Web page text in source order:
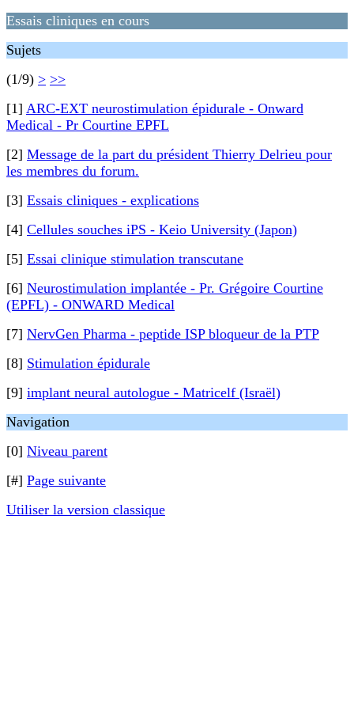
Essais cliniques en cours
Sujets
(1/9) > >>
[1] ARC-EXT neurostimulation épidurale - Onward
Medical - Pr Courtine EPFL
[2] Message de la part du président Thierry Delrieu pour
les membres du forum.
[3] Essais cliniques - explications
[4] Cellules souches iPS - Keio University (Japon)
[5] Essai clinique stimulation transcutane
[6] Neurostimulation implantée - Pr. Grégoire Courtine
(EPFL) - ONWARD Medical
[7] NervGen Pharma - peptide ISP bloqueur de la PTP
[8] Stimulation épidurale
[9] implant neural autologue - Matricelf (Israël)
Navigation
[0] Niveau parent
[#] Page suivante
Utiliser la version classique